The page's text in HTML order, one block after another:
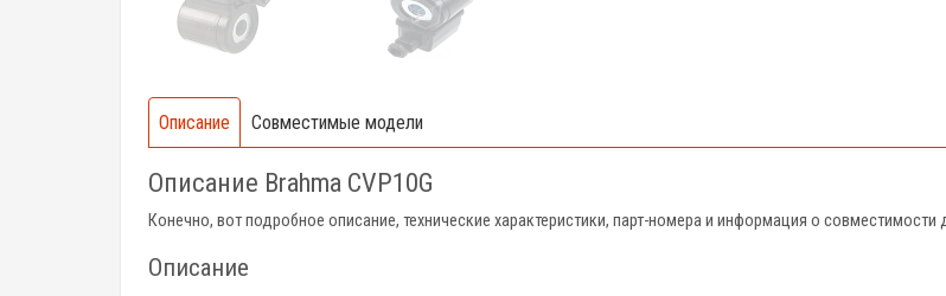
Описание Совместимые модели
Описание Brahma CVP10G
Конечно, вот подробное описание, технические характеристики, парт-номера и информация о совместимости
Описание